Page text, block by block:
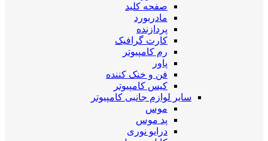
صفحه کلید
مادربورد
پردازنده
کارت گرافیک
رم کامپیوتر
پاور
فن و خنک کننده
کیس کامپیوتر
سایر لوازم جانبی کامپیوتر
موس
پد موس
درایو نوری